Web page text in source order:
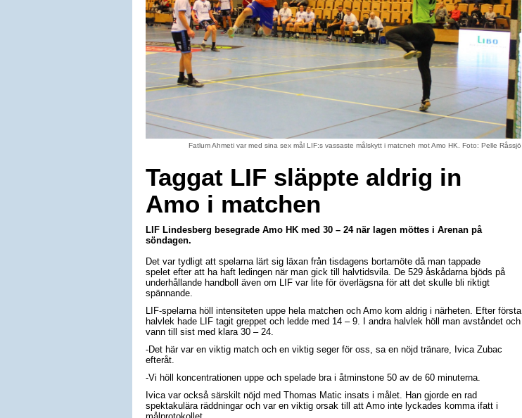
Fatlum Ahmeti var med sina sex mål LIF:s vassaste målskytt i matcneh mot Amo HK. Foto: Pelle Råssjö
Taggat LIF släppte aldrig in
Amo i matchen
LIF Lindesberg besegrade Amo HK med 30 – 24 när lagen möttes i Arenan på
söndagen.
Det var tydligt att spelarna lärt sig läxan från tisdagens bortamöte då man tappade
spelet efter att ha haft ledingen när man gick till halvtidsvila. De 529 åskådarna bjöds på
underhållande handboll även om LIF var lite för överlägsna för att det skulle bli riktigt
spännande.
LIF-spelarna höll intensiteten uppe hela matchen och Amo kom aldrig i närheten. Efter första
halvlek hade LIF tagit greppet och ledde med 14 – 9. I andra halvlek höll man avståndet och
vann till sist med klara 30 – 24.
-Det här var en viktig match och en viktig seger för oss, sa en nöjd tränare, Ivica Zubac
efteråt.
-Vi höll koncentrationen uppe och spelade bra i åtminstone 50 av de 60 minuterna.
Ivica var också särskilt nöjd med Thomas Matic insats i målet. Han gjorde en rad
spektakulära räddningar och var en viktig orsak till att Amo inte lyckades komma ifatt i